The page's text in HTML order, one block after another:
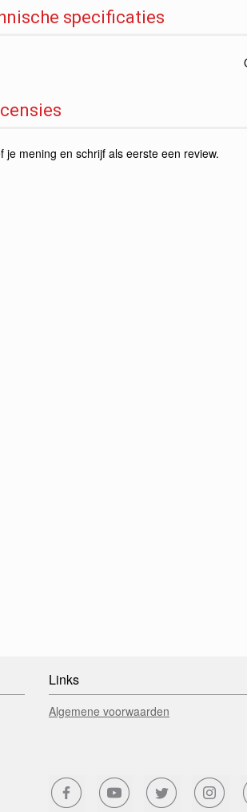
specificaties
je mening en schrijf als eerste een review.
Links
Algemene voorwaarden